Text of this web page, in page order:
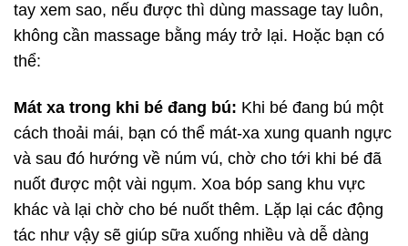
tay xem sao, nếu được thì dùng massage tay luôn,
không cần massage bằng máy trở lại. Hoặc bạn có
thể:
Mát xa trong khi bé đang bú: Khi bé đang bú một
cách thoải mái, bạn có thể mát-xa xung quanh ngực
và sau đó hướng về núm vú, chờ cho tới khi bé đã
nuốt được một vài ngụm. Xoa bóp sang khu vực
khác và lại chờ cho bé nuốt thêm. Lặp lại các động
tác như vậy sẽ giúp sữa xuống nhiều và dễ dàng